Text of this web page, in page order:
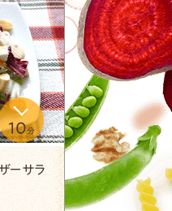
ーサラ
10分